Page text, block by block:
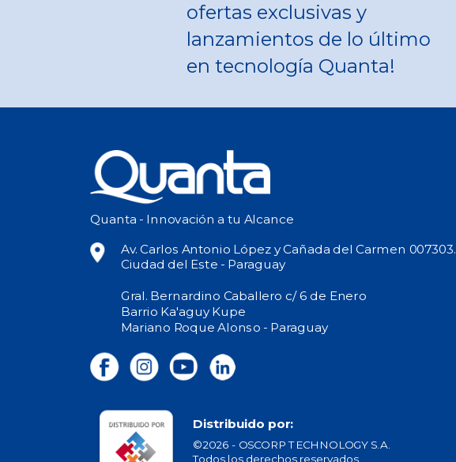
ofertas exclusivas y
lanzamientos de lo último
en tecnología Quanta!
Quanta - Innovación a tu Alcance
Av. Carlos Antonio López y Cañada del Carmen 007303.
Ciudad del Este - Paraguay
Gral. Bernardino Caballero c/ 6 de Enero
Barrio Ka'aguy Kupe
Mariano Roque Alonso - Paraguay
Distribuido por:
©2026 - OSCORP TECHNOLOGY S.A.
Todos los derechos reservados.